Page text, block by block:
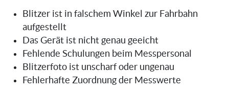
Blitzer ist in falschem Winkel zur Fahrbahn
aufgestellt
Das Gerät ist nicht genau geeicht
Fehlende Schulungen beim Messpersonal
Blitzerfoto ist unscharf oder ungenau
Fehlerhafte Zuordnung der Messwerte